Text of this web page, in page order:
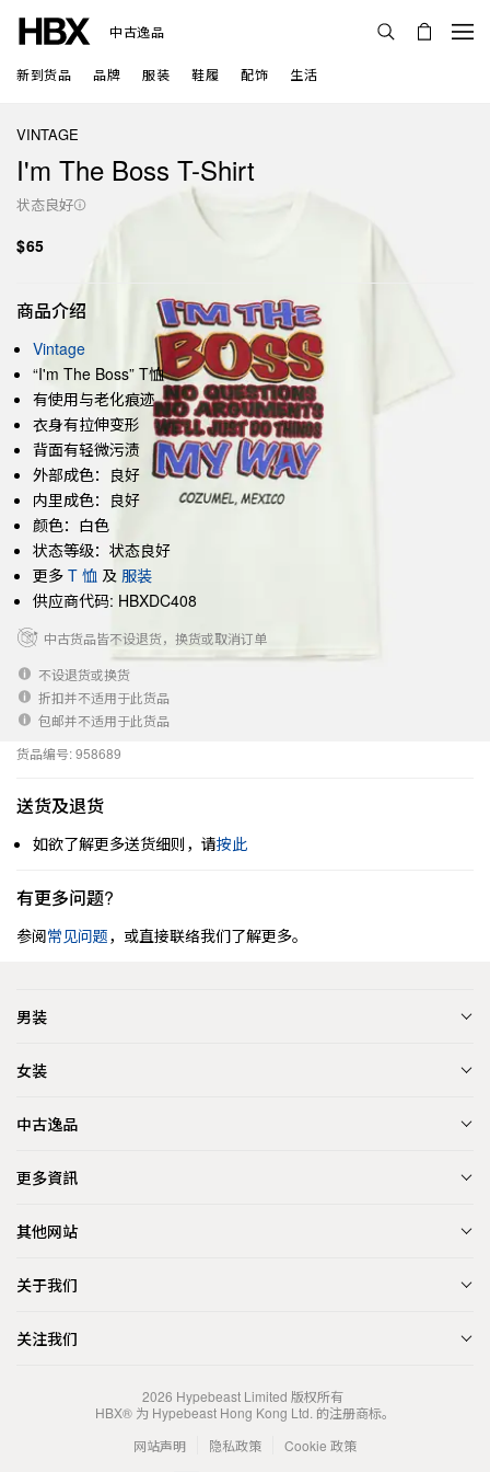
中古逸品
新到货品 品牌 服装 鞋履 配饰 生活
VINTAGE
I'm The Boss T-Shirt
状态良好
$65
商品介绍
Vintage
“I'm The Boss” T恤
有使用与老化痕迹
衣身有拉伸变形
背面有轻微污渍
外部成色：良好
内里成色：良好
颜色：白色
状态等级：状态良好
更多 T 恤 及 服装
供应商代码: HBXDC408
中古货品皆不设退货，换货或取消订单
不设退货或换货
折扣并不适用于此货品
包邮并不适用于此货品
货品编号: 958689
送货及退货
如欲了解更多送货细则，请按此
有更多问题?
参阅常见问题，或直接联络我们了解更多。
男装
女装
中古逸品
更多資訊
其他网站
关于我们
关注我们
2026 Hypebeast Limited 版权所有
HBX® 为 Hypebeast Hong Kong Ltd. 的注册商标。
网站声明
隐私政策
Cookie 政策